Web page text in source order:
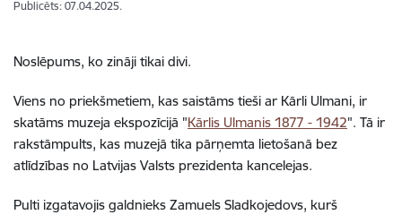
Publicēts: 07.04.2025.
Noslēpums, ko zināji tikai divi.
Viens no priekšmetiem, kas saistāms tieši ar Kārli Ulmani, ir
skatāms muzeja ekspozīcijā "Kārlis Ulmanis 1877 - 1942". Tā ir
rakstāmpults, kas muzejā tika pārņemta lietošanā bez
atlīdzības no Latvijas Valsts prezidenta kancelejas.
Pulti izgatavojis galdnieks Zamuels Sladkojedovs, kurš